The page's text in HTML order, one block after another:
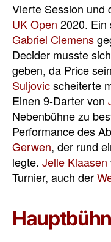
Vierte Session und
UK Open 2020. Ein
Gabriel Clemens
Decider musste
geben, da Price
Suljovicscheiterte
Einen 9-Darter von
Nebenbühne zu
Performance des
Gerwen, der rund
legte. Jelle Klaasen
Turnier, auch der